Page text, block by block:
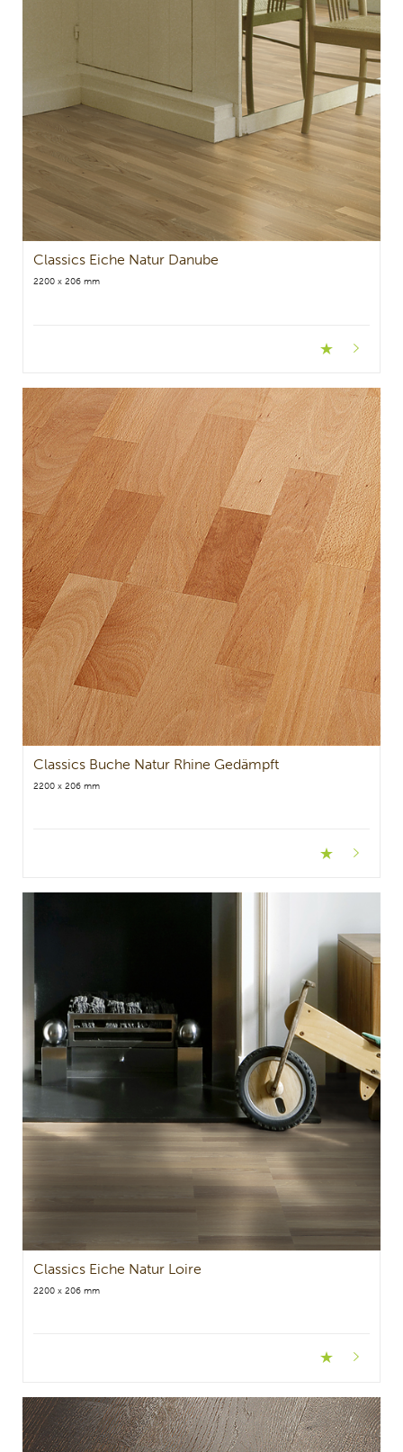
Classics Eiche Natur Danube
2200 x 206 mm
Classics Buche Natur Rhine Gedämpft
2200 x 206 mm
Classics Eiche Natur Loire
2200 x 206 mm